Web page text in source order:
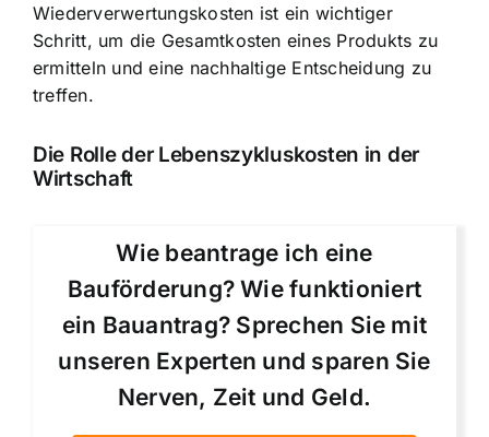
Wiederverwertungskosten ist ein wichtiger
Schritt, um die Gesamtkosten eines Produkts zu
ermitteln und eine nachhaltige Entscheidung zu
treffen.
Die Rolle der Lebenszykluskosten in der
Wirtschaft
Wie beantrage ich eine
Bauförderung? Wie funktioniert
ein Bauantrag? Sprechen Sie mit
unseren Experten und sparen Sie
Nerven, Zeit und Geld.